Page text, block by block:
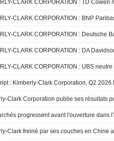
CLARK CORPORATION : DA
CLARK CORPORATION : UBS
: Kimberly-Clark Corporation, Q2 2026
Clark freiné par ses couches en Chine